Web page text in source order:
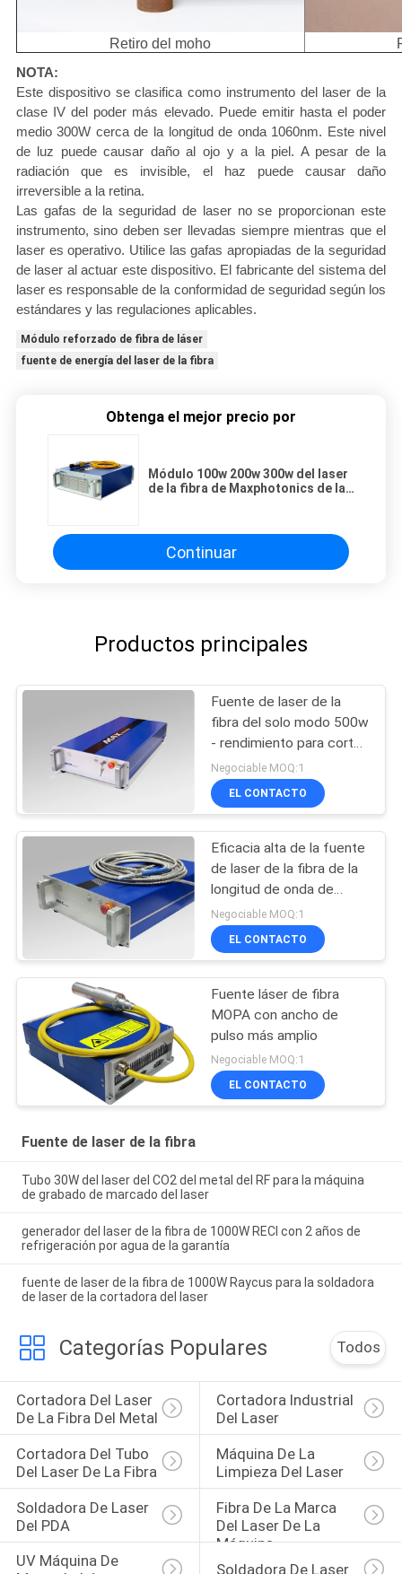
Retiro del moho
NOTA:
Este dispositivo se clasifica como instrumento del laser de la
clase IV del poder más elevado. Puede emitir hasta el poder
medio 300W cerca de la longitud de onda 1060nm. Este nivel
de luz puede causar daño al ojo y a la piel. A pesar de la
radiación que es invisible, el haz puede causar daño
irreversible a la retina.
Las gafas de la seguridad de laser no se proporcionan este
instrumento, sino deben ser llevadas siempre mientras que el
laser es operativo. Utilice las gafas apropiadas de la seguridad
de laser al actuar este dispositivo. El fabricante del sistema del
laser es responsable de la conformidad de seguridad según los
estándares y las regulaciones aplicables.
Módulo reforzado de fibra de láser
fuente de energía del laser de la fibra
Obtenga el mejor precio por
Módulo 100w 200w 300w del laser
de la fibra de Maxphotonics de la
Continuar
Productos principales
Fuente de laser de la
fibra del solo modo 500w
- rendimiento para corte
de metales de la hoja
1000w alto
Negociable MOQ:1
EL CONTACTO
Eficacia alta de la fuente
de laser de la fibra de la
longitud de onda de
Continious para
cortar/soldadura
Negociable MOQ:1
EL CONTACTO
Fuente láser de fibra
MOPA con ancho de
pulso más amplio
Negociable MOQ:1
EL CONTACTO
Fuente de laser de la fibra
Tubo 30W del laser del CO2 del metal del RF para la máquina
de grabado de marcado del laser
generador del laser de la fibra de 1000W RECI con 2 años de
refrigeración por agua de la garantía
fuente de laser de la fibra de 1000W Raycus para la soldadora
de laser de la cortadora del laser
Categorías Populares Todos
Cortadora Del Laser
De La Fibra Del Metal
Cortadora Industrial
Del Laser
Cortadora Del Tubo
Del Laser De La Fibra
Máquina De La
Limpieza Del Laser
Soldadora De Laser
Del PDA
Fibra De La Marca
Del Laser De La
Máquina
UV Máquina De
Soldadora De Laser